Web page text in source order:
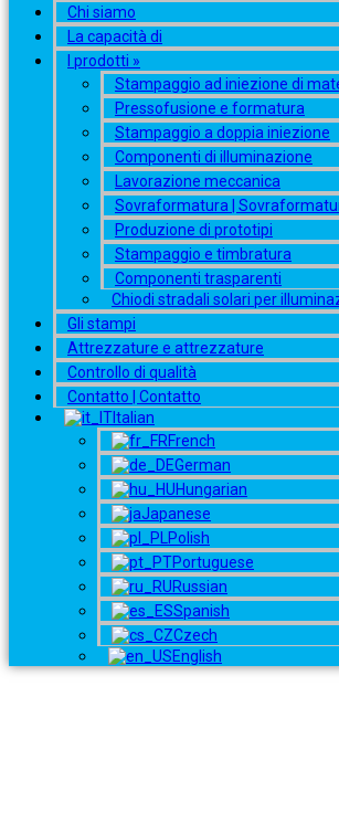
Chi siamo
La capacità di
I prodotti »
Stampaggio ad iniezione di
Pressofusione e formatura
Stampaggio a doppia iniezione
Componenti di illuminazione
Lavorazione meccanica
Sovraformatura |
Produzione di prototipi
Stampaggio e timbratura
Componenti trasparenti
Chiodi stradali solari per
Gli stampi
Attrezzature e attrezzature
Controllo di qualità
Contatto | Contatto
Italian
French
German
Hungarian
Japanese
Polish
Portuguese
Russian
Spanish
Czech
English